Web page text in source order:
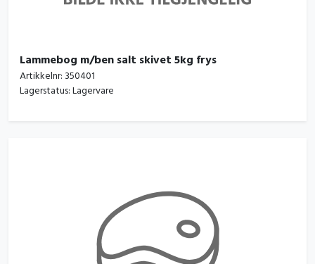
Lammebog m/ben salt skivet 5kg frys
Artikkelnr: 350401
Lagerstatus:Lagervare